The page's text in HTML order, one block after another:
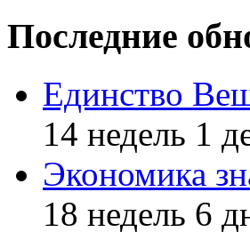
Последние
Единство
14 недель 1
Экономика
18 недель 6